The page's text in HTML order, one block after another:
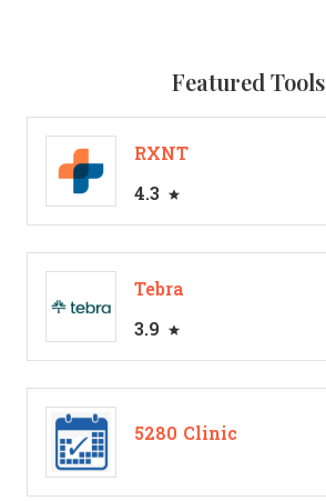
Featured Tools
RXNT
4.3
Tebra
3.9
5280 Clinic